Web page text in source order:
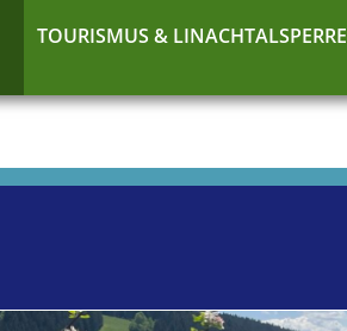
TOURISMUS & LINACHTALSPERRE